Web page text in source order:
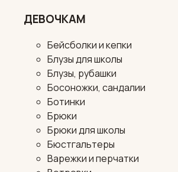
ДЕВОЧКАМ
Бейсболки и кепки
Блузы для школы
Блузы, рубашки
Босоножки, сандалии
Ботинки
Брюки
Брюки для школы
Бюстгальтеры
Варежки и перчатки